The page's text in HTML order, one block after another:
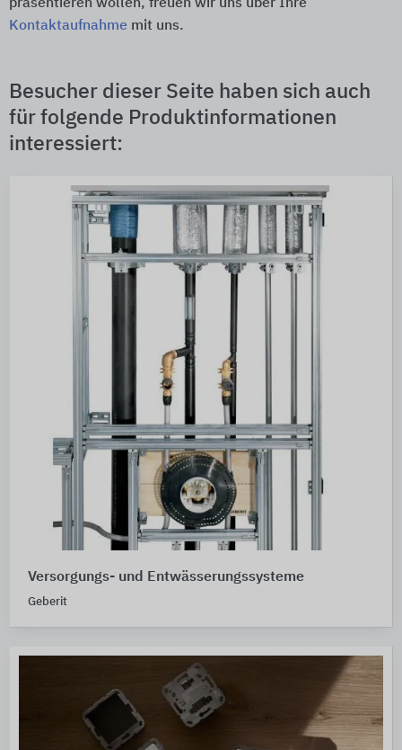
präsentieren wollen, freuen wir uns über Ihre
Kontaktaufnahme mit uns.
Besucher dieser Seite haben sich auch
für folgende Produktinformationen
interessiert:
Versorgungs- und Entwässerungssysteme
Geberit